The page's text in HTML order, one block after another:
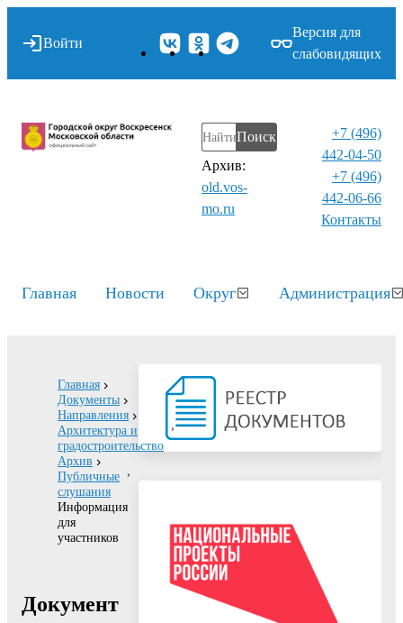
Войти
Версия для
слабовидящих
Поиск
Архив:
old.vos-
mo.ru
+7 (496)
442-04-50
+7 (496)
442-06-66
Контакты⁠
Главная Новости Округ Администрация
Главная
Документы
Направления
Архитектура и
градостроительство
Архив
Публичные
слушания
Информация
для
участников
Документ